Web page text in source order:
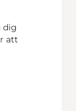
dig
att